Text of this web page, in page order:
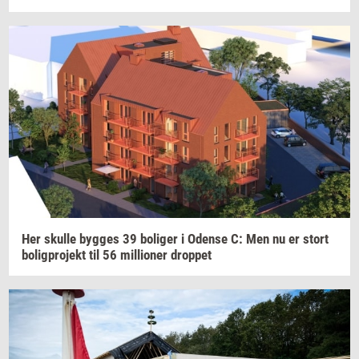
Her skul­le byg­ges 39 bo­li­ger i Oden­se C: Men nu er stort
bo­lig­pro­jekt til 56 mil­li­o­ner drop­pet